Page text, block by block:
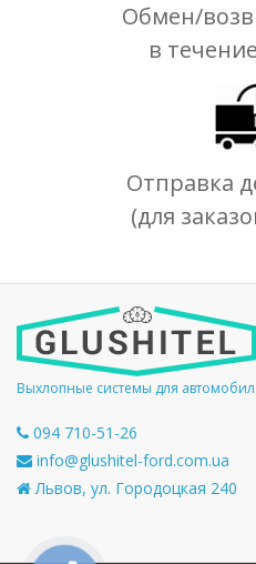
Обмен/
в
Отправка
(для
Выхлопные системы для
094 710-51-26
info@glushitel-ford.com.ua
Львов, ул. Городоцкая 240